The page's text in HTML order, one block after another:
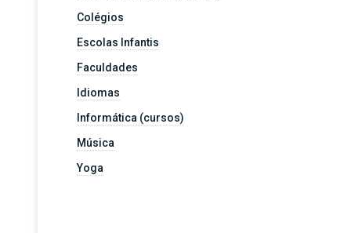
Colégios
Escolas Infantis
Faculdades
Idiomas
Informática (cursos)
Música
Yoga